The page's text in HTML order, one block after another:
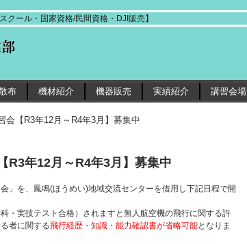
クール・国家資格/民間資格・DJI販売】
布 機材紹介 機器販売 実績紹介 講習会場
会【R3年12月～R4年3月】募集中
R3年12月～R4年3月】募集中
」を、鳳鳴(ほうめい)地域交流センターを借用し下記日程で開
・実技テスト合格）されますと無人航空機の飛行に関する許
者に関する飛行経歴・知識・能力確認書が省略可能となりま